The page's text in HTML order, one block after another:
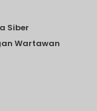
Siber
Wartawan